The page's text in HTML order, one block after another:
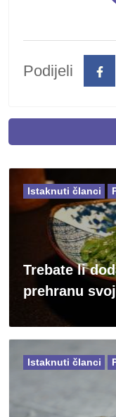
Podijeli
Trebate li
prehranu
Istaknuti članci
Istaknuti članci